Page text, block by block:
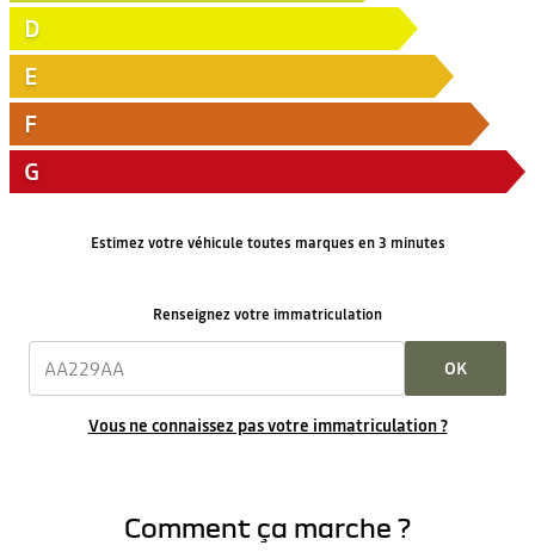
D
E
F
G
Estimez votre véhicule toutes marques en 3 minutes
Renseignez votre immatriculation
OK
Vous ne connaissez pas votre immatriculation ?
Comment ça marche ?